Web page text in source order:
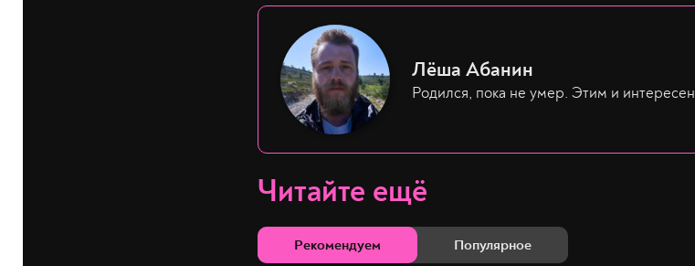
Лёша Абанин
Родился, пока не умер. Этим и интересен
Читайте ещё
Рекомендуем Популярное